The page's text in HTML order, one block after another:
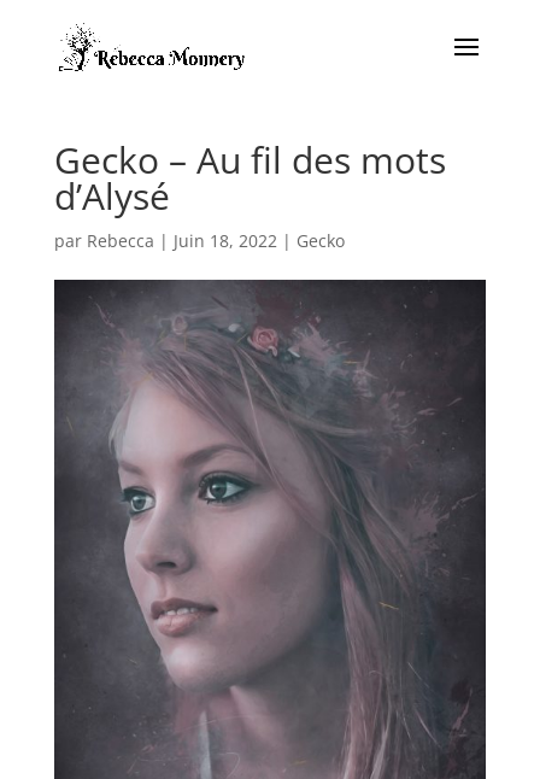
Gecko – Au fil des mots
d’Alysé
par Rebecca | Juin 18, 2022| Gecko